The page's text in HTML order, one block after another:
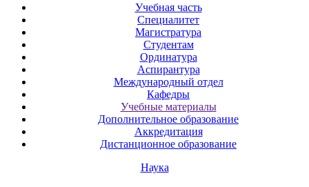
Учебная часть
Специалитет
Магистратура
Студентам
Ординатура
Аспирантура
Международный отдел
Кафедры
Учебные материалы
Дополнительное образование
Аккредитация
Дистанционное образование
Наука